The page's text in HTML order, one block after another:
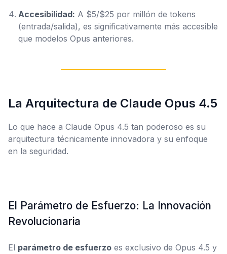
Accesibilidad: A $5/$25 por millón de tokens
(entrada/salida), es significativamente más accesible
que modelos Opus anteriores.
La Arquitectura de Claude Opus 4.5
Lo que hace a Claude Opus 4.5 tan poderoso es su
arquitectura técnicamente innovadora y su enfoque
en la seguridad.
El Parámetro de Esfuerzo: La Innovación
Revolucionaria
El parámetro de esfuerzo es exclusivo de Opus 4.5 y